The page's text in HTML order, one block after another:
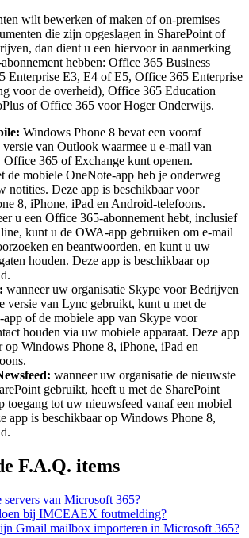
wilt bewerken of maken of on-premises
die zijn opgeslagen in SharePoint of
dan dient u een hiervoor in aanmerking
hebben: Office 365 Business
Enterprise E3, E4 of E5, Office 365 Enterprise
voor de overheid), Office 365 Education
of Office 365 voor Hoger Onderwijs.
Windows Phone 8 bevat een vooraf
versie van Outlook waarmee u e-mail van
365 of Exchange kunt openen.
de mobiele OneNote-app heb je onderweg
notities. Deze app is beschikbaar voor
8, iPhone, iPad en Android-telefoons.
u een Office 365-abonnement hebt, inclusief
kunt u de OWA-app gebruiken om e-mail
en beantwoorden, en kunt u uw
houden. Deze app is beschikbaar op
wanneer uw organisatie Skype voor Bedrijven
versie van Lync gebruikt, kunt u met de
of de mobiele app van Skype voor
houden via uw mobiele apparaat. Deze app
op Windows Phone 8, iPhone, iPad en
wanneer uw organisatie de nieuwste
gebruikt, heeft u met de SharePoint
toegang tot uw nieuwsfeed vanaf een mobiel
app is beschikbaar op Windows Phone 8,
F.A.Q. items
servers van Microsoft 365?
bij IMCEAEX foutmelding?
Gmail mailbox importeren in Microsoft 365?